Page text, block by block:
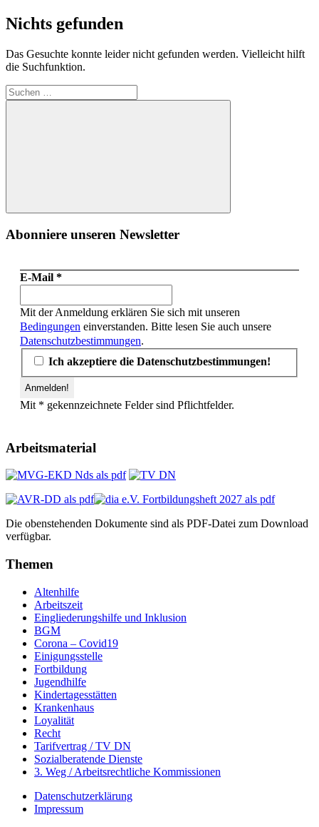
Nichts gefunden
Das Gesuchte konnte leider nicht gefunden werden. Vielleicht hilft
die Suchfunktion.
Suchen
nach:
Suchen
Abonniere unseren Newsletter
E-Mail *
Mit der Anmeldung erklären Sie sich mit unseren
Bedingungen einverstanden. Bitte lesen Sie auch unsere
Datenschutzbestimmungen.
Ich akzeptiere die Datenschutzbestimmungen!
Mit * gekennzeichnete Felder sind Pflichtfelder.
Arbeitsmaterial
Die obenstehenden Dokumente sind als PDF-Datei zum Download
verfügbar.
Themen
Altenhilfe
Arbeitszeit
Eingliederungshilfe und Inklusion
BGM
Corona – Covid19
Einigungsstelle
Fortbildung
Jugendhilfe
Kindertagesstätten
Krankenhaus
Loyalität
Recht
Tarifvertrag / TV DN
Sozialberatende Dienste
3. Weg / Arbeitsrechtliche Kommissionen
Datenschutzerklärung
Impressum